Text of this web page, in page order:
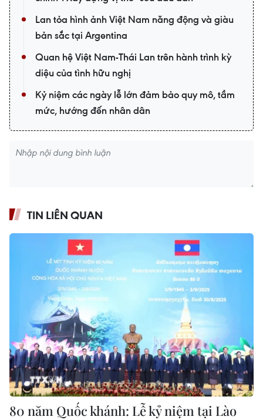
Lan tỏa hình ảnh Việt Nam năng động và giàu
bản sắc tại Argentina
Quan hệ Việt Nam-Thái Lan trên hành trình kỳ
diệu của tình hữu nghị
Kỷ niệm các ngày lễ lớn đảm bảo quy mô, tầm
mức, hướng đến nhân dân
TIN LIÊN QUAN
80 năm Quốc khánh: Lễ kỷ niệm tại Lào